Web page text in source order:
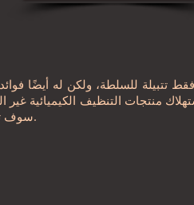
تتبيلة للسلطة، ولكن له أيضًا
منتجات التنظيف الكيميائية غير
سوف تقلل من الآثار الضارة لهذه المواد على الجسم والبيئة.